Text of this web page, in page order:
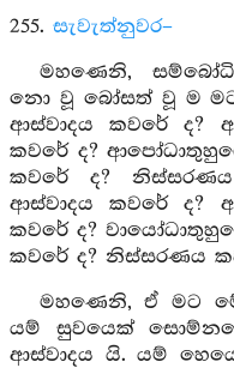
255. සැවැත්නුවර–
මහණෙනි,
නො වූ බෝසත් වූ ම මට
ආස්වාදය කවරේ ද?
කවරේ ද?
කවරේ ද?
ආස්වාදය කවරේ ද?
කවරේ ද?
කවරේ ද? නිස්සරණය
මහණෙනි, ඒ මට
යම් සුවයෙක්
ආස්වාදය යි. යම්